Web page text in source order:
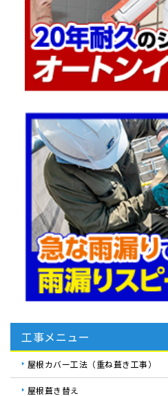
工事メニュー
屋根カバー工法（重ね葺き工事）
屋根葺き替え